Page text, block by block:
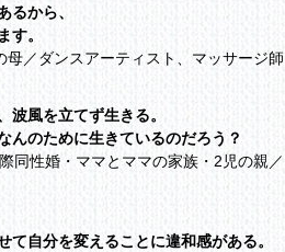
るから、
す。
／ダンスアーティスト、マッサージ師
波風を立てず生きる。
んのために生きているのだろう？
性婚・ママとママの家族・2児の親／
自分を変えることに違和感がある。